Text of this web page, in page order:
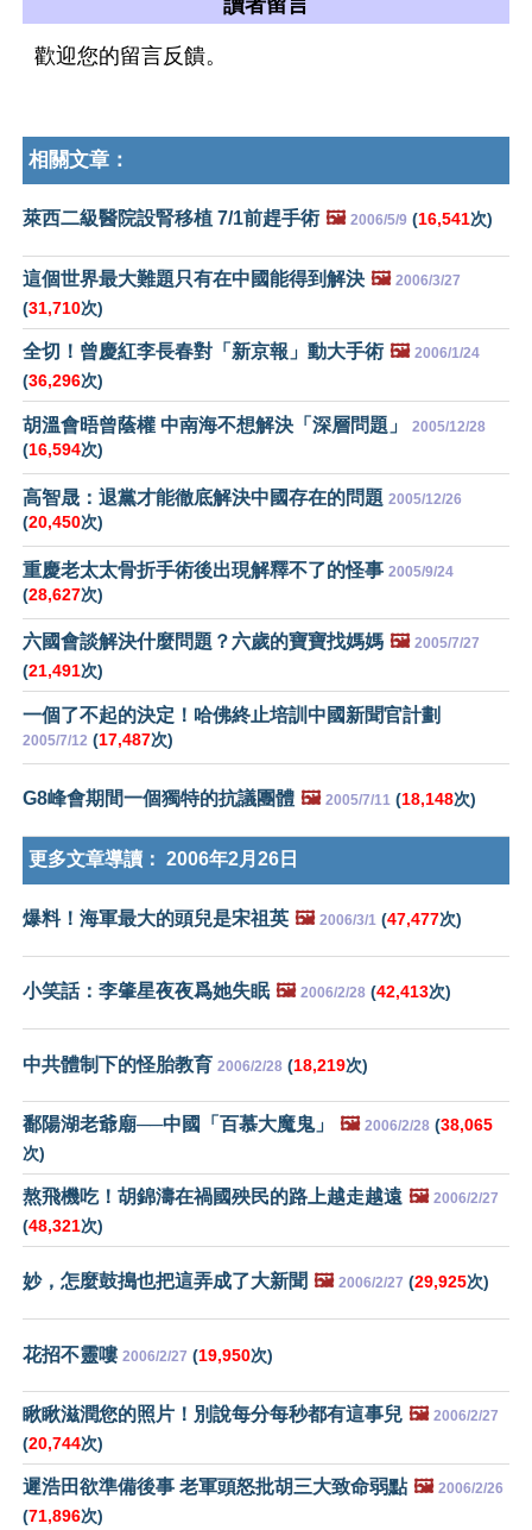
讀者留言
歡迎您的留言反饋。
相關文章：
萊西二級醫院設腎移植 7/1前趕手術 🖼️ 2006/5/9 (16,541次)
這個世界最大難題只有在中國能得到解決 🖼️ 2006/3/27
(31,710次)
全切！曾慶紅李長春對「新京報」動大手術 🖼️ 2006/1/24
(36,296次)
胡溫會晤曾蔭權 中南海不想解決「深層問題」 2005/12/28
(16,594次)
高智晟：退黨才能徹底解決中國存在的問題 2005/12/26
(20,450次)
重慶老太太骨折手術後出現解釋不了的怪事 2005/9/24
(28,627次)
六國會談解決什麼問題？六歲的寶寶找媽媽 🖼️ 2005/7/27
(21,491次)
一個了不起的決定！哈佛終止培訓中國新聞官計劃
2005/7/12 (17,487次)
G8峰會期間一個獨特的抗議團體 🖼️ 2005/7/11 (18,148次)
更多文章導讀： 2006年2月26日
爆料！海軍最大的頭兒是宋祖英 🖼️ 2006/3/1 (47,477次)
小笑話：李肇星夜夜爲她失眠 🖼️ 2006/2/28 (42,413次)
中共體制下的怪胎教育 2006/2/28 (18,219次)
鄱陽湖老爺廟──中國「百慕大魔鬼」 🖼️ 2006/2/28 (38,065
次)
熬飛機吃！胡錦濤在禍國殃民的路上越走越遠 🖼️ 2006/2/27
(48,321次)
妙，怎麼鼓搗也把這弄成了大新聞 🖼️ 2006/2/27 (29,925次)
花招不靈嘍 2006/2/27 (19,950次)
瞅瞅滋潤您的照片！別說每分每秒都有這事兒 🖼️ 2006/2/27
(20,744次)
遲浩田欲準備後事 老軍頭怒批胡三大致命弱點 🖼️ 2006/2/26
(71,896次)